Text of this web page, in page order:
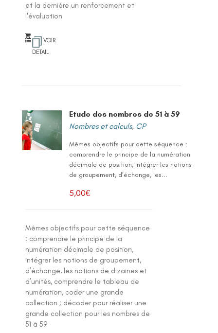
et la dernière un renforcement et
l'évaluation
VOIR
DETAIL
Etude des nombres de 51 à 59
Nombres et calculs, CP
Mêmes objectifs pour cette séquence :
comprendre le principe de la numération
décimale de position, intégrer les notions
de groupement, d’échange, les...
5,00€
Mêmes objectifs pour cette séquence
: comprendre le principe de la
numération décimale de position,
intégrer les notions de groupement,
d’échange, les notions de dizaines et
d’unités, comprendre le tableau de
numération, coder une grande
collection ; décoder pour réaliser une
grande collection pour les nombres de
51 à 59